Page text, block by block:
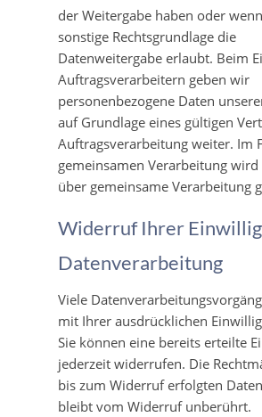
der Weitergabe haben oder
sonstige Rechtsgrundlage die
Datenweitergabe erlaubt. Beim
Auftragsverarbeitern geben wir
personenbezogene Daten
auf Grundlage eines gültigen
Auftragsverarbeitung weiter. Im
gemeinsamen Verarbeitung wird
über gemeinsame Verarbeitung
Widerruf Ihrer
Datenverarbeitung
Viele
mit Ihrer ausdrücklichen
Sie können eine bereits erteilte
jederzeit widerrufen. Die
bis zum Widerruf erfolgten
bleibt vom Widerruf unberührt.